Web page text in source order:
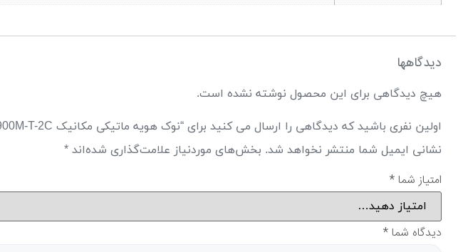
دیدگاهها
هیچ دیدگاهی برای این محصول نوشته نشده است.
اولین نفری باشید که دیدگاهی را ارسال می کنید برای “نوک هویه ماتیکی مکانیک MECHANIC 900M-T-2C”
نشانی ایمیل شما منتشر نخواهد شد. بخش‌های موردنیاز علامت‌گذاری شده‌اند *
امتیاز شما*
دیدگاه شما*